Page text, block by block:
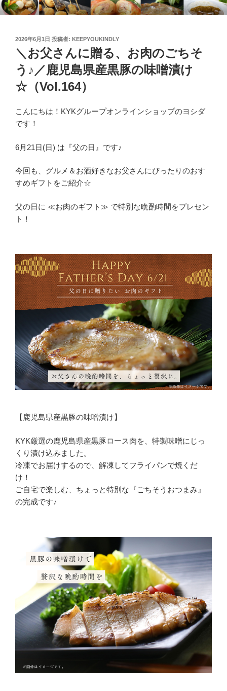
コ
ン
KYKオンラインブログ
特集 ～オンラインショップ～
投
稿
日:
2026年6月1日 投稿者: KEEPYOUKINDLY
＼お父さんに贈る、お肉のごちそ
う♪／鹿児島県産黒豚の味噌漬け
☆（Vol.164）
こんにちは！KYKグループオンラインショップのヨシダ
です！
6月21日(日) は『父の日』です♪
今回も、グルメ＆お酒好きなお父さんにぴったりのおす
すめギフトをご紹介☆
父の日に ≪お肉のギフト≫ で特別な晩酌時間をプレセン
ト！
【鹿児島県産黒豚の味噌漬け】
KYK厳選の鹿児島県産黒豚ロース肉を、特製味噌にじっ
くり漬け込みました。
冷凍でお届けするので、解凍してフライパンで焼くだ
け！
ご自宅で楽しむ、ちょっと特別な『ごちそうおつまみ』
の完成です♪